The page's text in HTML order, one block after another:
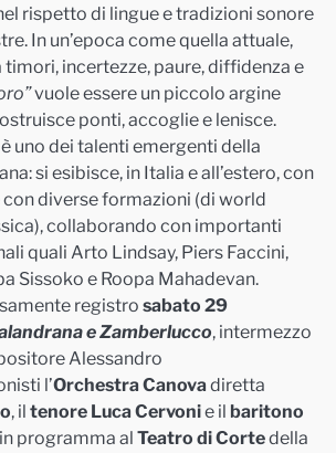
rispetto di lingue e tradizioni sonore
In un’epoca come quella attuale,
incertezze, paure, diffidenza e
vuole essere un piccolo argine
ponti, accoglie e lenisce.
uno dei talenti emergenti della
si esibisce, in Italia e all’estero, con
diverse formazioni (di world
collaborando con importanti
quali Arto Lindsay, Piers Faccini,
Sissoko e Roopa Mahadevan.
registro sabato 29
e Zamberlucco, intermezzo
Alessandro
l’Orchestra Canovadiretta
, il tenore Luca Cervonie il baritono
programma al Teatro di Cortedella